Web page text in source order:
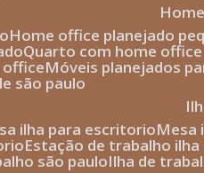
home office planejado
quarto com home
office móveis planejados
são paulo
ilha para escritorio
estação de trabalho
são paulo ilha de